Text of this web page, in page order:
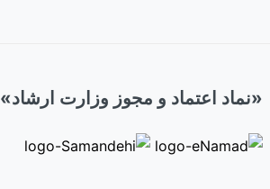
«نماد اعتماد و مجوز وزارت ارشاد»